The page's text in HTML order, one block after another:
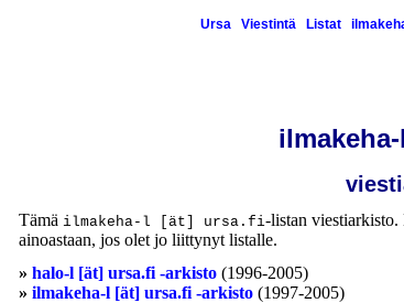
Ursa Viestintä Listat
Tämä ilmakeha-l [ät] ursa.fi-listan viestiarkisto.
ainoastaan, jos olet jo liittynyt listalle.
» halo-l [ät] ursa.fi -arkisto (1996-2005)
» ilmakeha-l [ät] ursa.fi -arkisto (1997-2005)